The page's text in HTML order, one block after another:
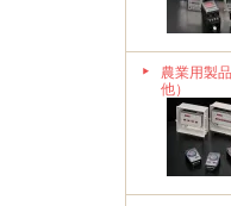
農業用製
他）